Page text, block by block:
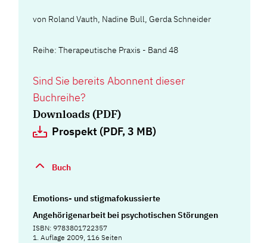
von Roland Vauth, Nadine Bull,Gerda Schneider
Reihe: Therapeutische Praxis - Band 48
Sind Sie bereits Abonnent dieser
Buchreihe?
Downloads (PDF)
Prospekt (PDF, 3 MB)
Buch
Emotions- und stigmafokussierte
Angehörigenarbeit bei psychotischen Störungen
ISBN: 9783801722357
1. Auflage 2009, 116 Seiten